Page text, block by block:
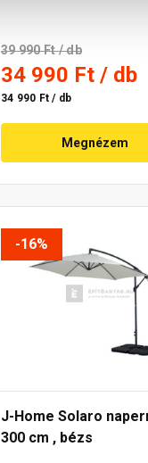
39 990 Ft/ db
34 990 Ft / db
34 990 Ft / db
Megnézem
-16%
J-Home Solaro
300 cm , bézs